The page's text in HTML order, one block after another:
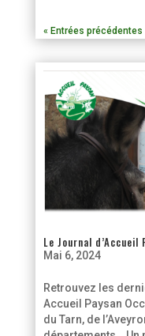
« Entrées précédentes
Le Journal
Mai 6, 2024
Retrouvez les
Accueil Paysan
du Tarn, de